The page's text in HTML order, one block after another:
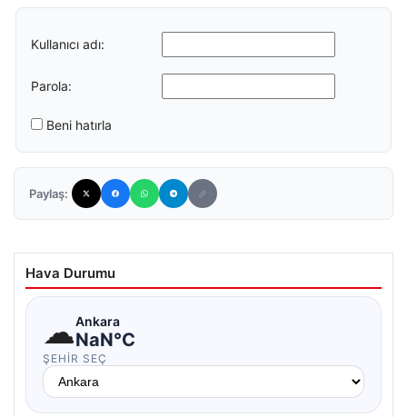
Kullanıcı adı:
Parola:
Beni hatırla
Paylaş:
Hava Durumu
☁Ankara
NaN°C
ŞEHIR SEÇ